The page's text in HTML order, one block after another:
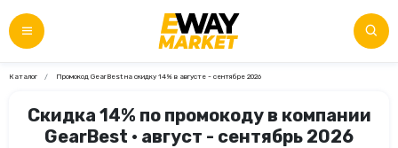
Каталог Промокод GearBest на скидку 14% в августе - сентябре 2026
Скидка 14% по промокоду в компании
GearBest • август - сентябрь 2026